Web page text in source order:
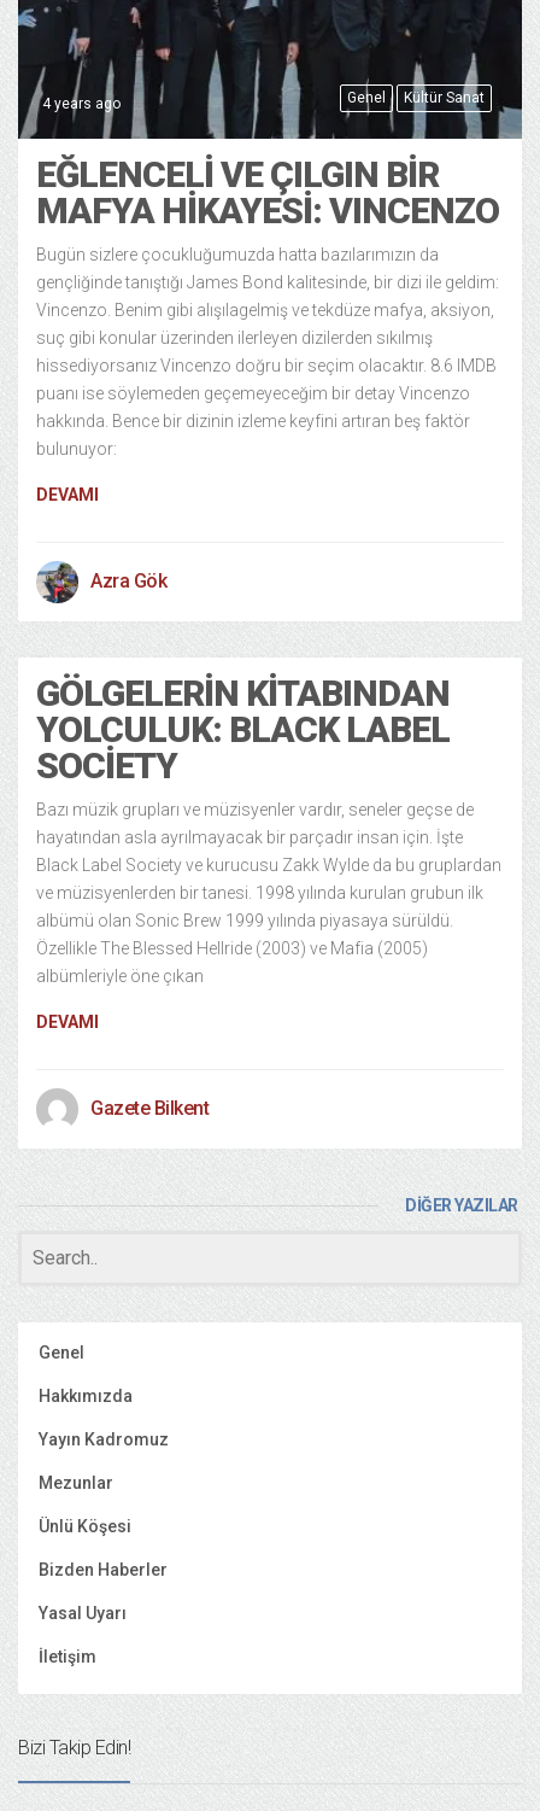
Genel Kültür Sanat
4 years ago
EĞLENCELI VE ÇILGIN BIR
MAFYA HIKAYESI: VINCENZO
Bugün sizlere çocukluğumuzda hatta bazılarımızın da
gençliğinde tanıştığı James Bond kalitesinde, bir dizi ile geldim:
Vincenzo. Benim gibi alışılagelmiş ve tekdüze mafya, aksiyon,
suç gibi konular üzerinden ilerleyen dizilerden sıkılmış
hissediyorsanız Vincenzo doğru bir seçim olacaktır. 8.6 IMDB
puanı ise söylemeden geçemeyeceğim bir detay Vincenzo
hakkında. Bence bir dizinin izleme keyfini artıran beş faktör
bulunuyor:
DEVAMI
Azra Gök
GÖLGELERIN KITABINDAN
YOLCULUK: BLACK LABEL
SOCIETY
Bazı müzik grupları ve müzisyenler vardır, seneler geçse de
hayatından asla ayrılmayacak bir parçadır insan için. İşte
Black Label Society ve kurucusu Zakk Wylde da bu gruplardan
ve müzisyenlerden bir tanesi. 1998 yılında kurulan grubun ilk
albümü olan Sonic Brew 1999 yılında piyasaya sürüldü.
Özellikle The Blessed Hellride (2003) ve Mafia (2005)
albümleriyle öne çıkan
DEVAMI
Gazete Bilkent
DİĞER YAZILAR
Genel
Hakkımızda
Yayın Kadromuz
Mezunlar
Ünlü Köşesi
Bizden Haberler
Yasal Uyarı
İletişim
Bizi Takip Edin!